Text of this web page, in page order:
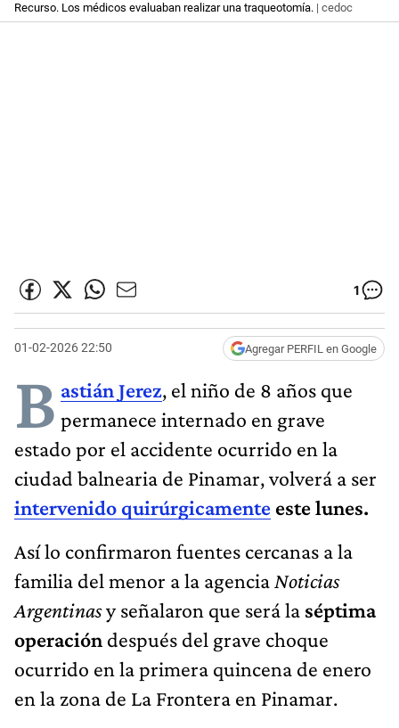
Recurso. Los médicos evaluaban realizar una traqueotomía. | cedoc
1
01-02-2026 22:50 Agregar PERFIL en Google
B astián Jerez, el niño de 8 años que
permanece internado en grave
estado por el accidente ocurrido en la
ciudad balnearia de Pinamar, volverá a ser
intervenido quirúrgicamente este lunes.
Así lo confirmaron fuentes cercanas a la
familia del menor a la agencia Noticias
Argentinasy señalaron que será la séptima
operación después del grave choque
ocurrido en la primera quincena de enero
en la zona de La Frontera en Pinamar.